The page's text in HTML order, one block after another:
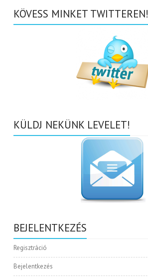
KÖVESS MINKET TWITTEREN!
KÜLDJ NEKÜNK LEVELET!
BEJELENTKEZÉS
Regisztráció
Bejelentkezés